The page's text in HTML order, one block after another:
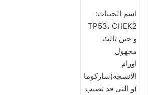
اسم الجينات:
TP53، CHEK2
و جين ثالث
مجهول
اورام
الانسجة(ساركوما
)و التي قد تصيب